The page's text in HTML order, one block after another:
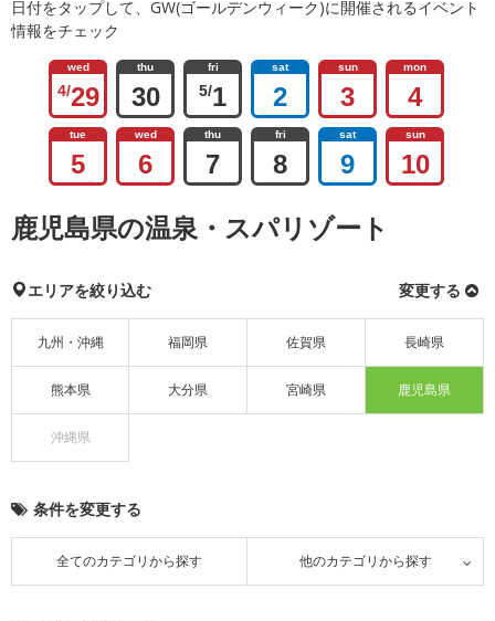
日付をタップして、GW(ゴールデンウィーク)に開催されるイベント
情報をチェック
wed
4/29
thu
30
fri
5/1
sat
2
sun
3
mon
4
tue
5
wed
6
thu
7
fri
8
sat
9
sun
10
鹿児島県の温泉・スパリゾート
エリアを絞り込む 変更する
九州・沖縄 福岡県 佐賀県 長崎県
熊本県 大分県 宮崎県 鹿児島県
沖縄県
条件を変更する
全てのカテゴリから探す 他のカテゴリから探す